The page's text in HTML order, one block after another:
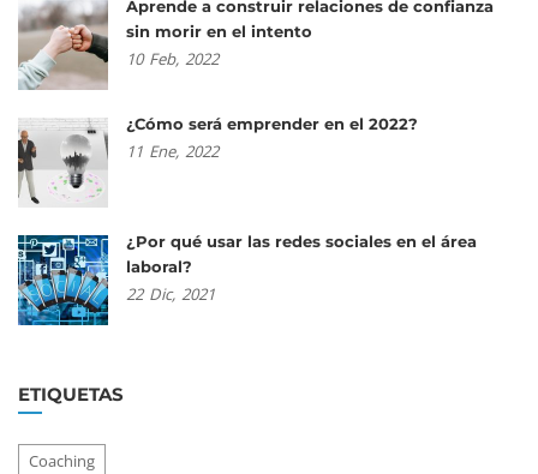
Aprende a construir relaciones de confianza
sin morir en el intento
10 Feb, 2022
¿Cómo será emprender en el 2022?
11 Ene, 2022
¿Por qué usar las redes sociales en el área
laboral?
22 Dic, 2021
ETIQUETAS
Coaching